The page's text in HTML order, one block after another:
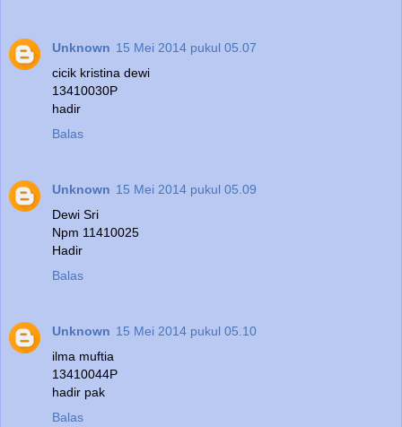
Unknown 15 Mei 2014 pukul 05.07
cicik kristina dewi
13410030P
hadir
Balas
Unknown 15 Mei 2014 pukul 05.09
Dewi Sri
Npm 11410025
Hadir
Balas
Unknown 15 Mei 2014 pukul 05.10
ilma muftia
13410044P
hadir pak
Balas